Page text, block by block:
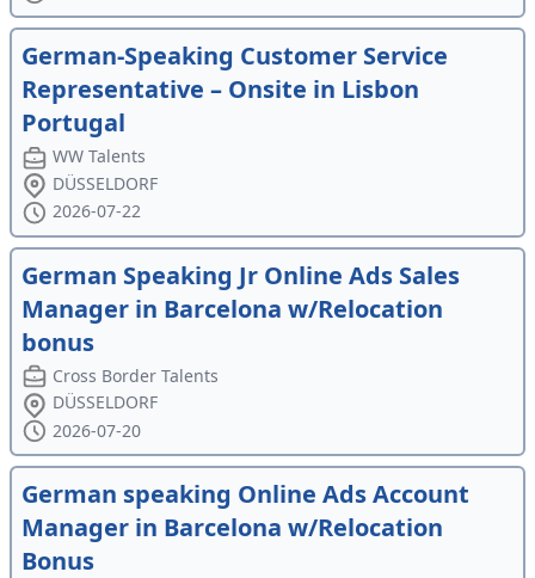
German-Speaking Customer Service
Representative – Onsite in Lisbon
Portugal
WW Talents
DÜSSELDORF
2026-07-22
German Speaking Jr Online Ads Sales
Manager in Barcelona w/Relocation
bonus
Cross Border Talents
DÜSSELDORF
2026-07-20
German speaking Online Ads Account
Manager in Barcelona w/Relocation
Bonus